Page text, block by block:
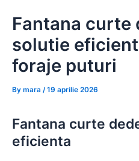
Fantana curte
solutie
foraje puturi
By mara /19 aprilie 2026
Fantana curte
eficienta